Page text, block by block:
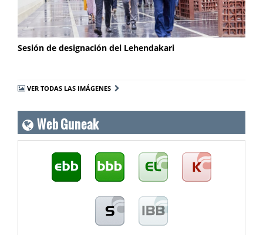
Sesión de designación del Lehendakari
VER TODAS LAS IMÁGENES
Web Guneak